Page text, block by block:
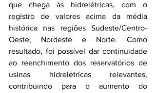
que chega às hidrelétricas, com o
registro de valores acima da média
histórica nas regiões Sudeste/Centro-
Oeste, Nordeste e Norte. Como
resultado, foi possível dar continuidade
ao reenchimento dos reservatórios de
usinas hidrelétricas relevantes,
contribuindo para o aumento do